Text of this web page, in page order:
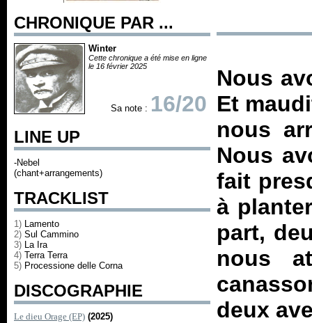
CHRONIQUE PAR ...
Winter
Cette chronique a été mise en ligne
le 16 février 2025
Sa note : 16/20
LINE UP
-Nebel
(chant+arrangements)
TRACKLIST
1) Lamento
2) Sul Cammino
3) La Ira
4) Terra Terra
5) Processione delle Corna
DISCOGRAPHIE
Le dieu Orage (EP) (2025)
Nous
Et
nous
Nous
fait
à
part,
nous
deux